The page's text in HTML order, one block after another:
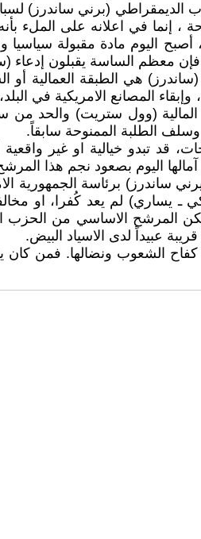
(برني ساندرز)
، إنما في اعلانه على الملء
اليوم مادة مقبولة سياسيا
، فإن معظم الساسة يقبلون
(ساندرز) هي الطبقة
لساعة العمل 15 دولار) ، وإبقاء
(وول ستريت) والحد من
وسلف الطلبة الممنوحة سابقاً.
قد تبدو خيالية او غير
آمالها اليوم بصعود نجم هذا
ساندرز) برئاسة الجمهورية
ـ يساري) لم يعد كُفرا، او
يكن المرشح الاساسي من الحزب
عبيداً لدى الاسياد البيض.